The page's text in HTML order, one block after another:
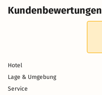
Kundenbewertungen
Hotel
Lage & Umgebung
Service